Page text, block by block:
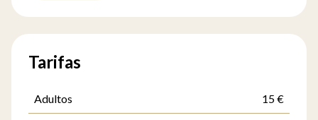
Tarifas
Adultos 15 €